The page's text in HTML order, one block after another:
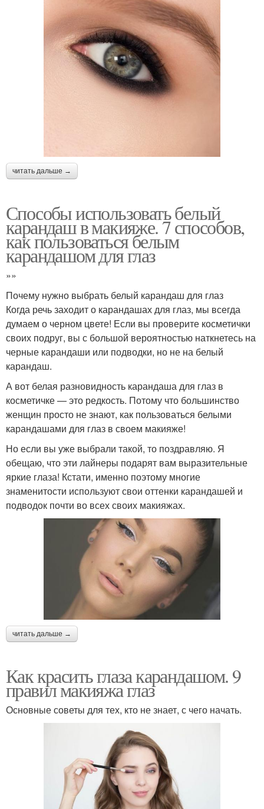
читать дальше →
Способы использовать белый
карандаш в макияже. 7 способов,
как пользоваться белым
карандашом для глаз
»»
Почему нужно выбрать белый карандаш для глаз
Когда речь заходит о карандашах для глаз, мы всегда
думаем о черном цвете! Если вы проверите косметички
своих подруг, вы с большой вероятностью наткнетесь на
черные карандаши или подводки, но не на белый
карандаш.
А вот белая разновидность карандаша для глаз в
косметичке — это редкость. Потому что большинство
женщин просто не знают, как пользоваться белыми
карандашами для глаз в своем макияже!
Но если вы уже выбрали такой, то поздравляю. Я
обещаю, что эти лайнеры подарят вам выразительные
яркие глаза! Кстати, именно поэтому многие
знаменитости используют свои оттенки карандашей и
подводок почти во всех своих макияжах.
читать дальше →
Как красить глаза карандашом. 9
правил макияжа глаз
Основные советы для тех, кто не знает, с чего начать.